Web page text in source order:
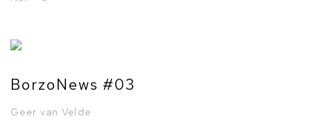
BorzoNews #03
Geer van Velde